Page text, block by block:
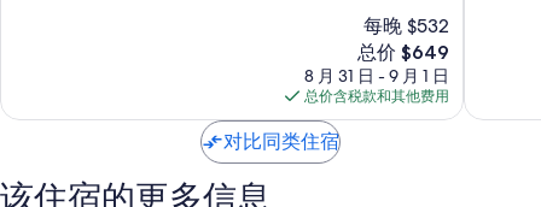
宿
2,126
评
每晚 $532
新
价
格
$649
总价 $649
8 月 31 日 - 9 月 1 日
总价含税款和其他费用
1,015
对比同类住宿
该住宿的更多信息